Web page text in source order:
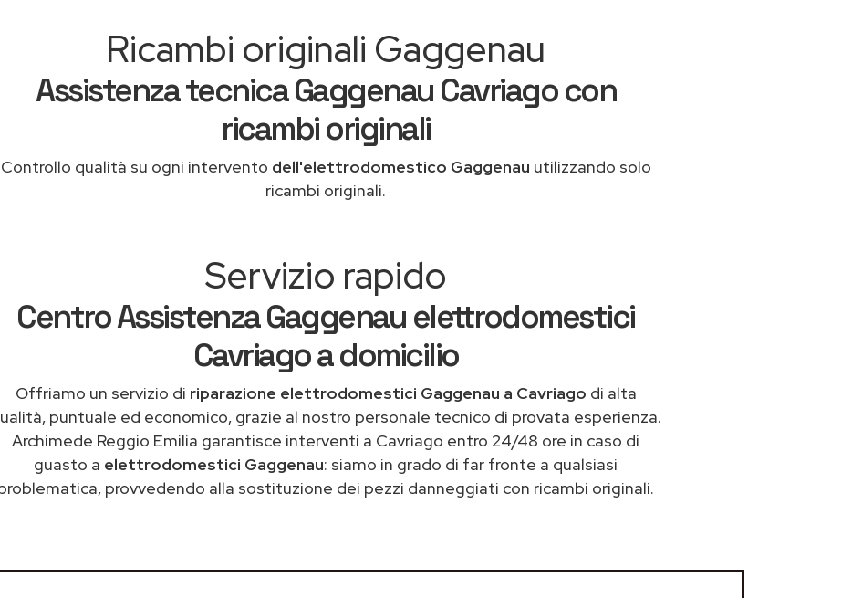
Ricambi originali Gaggenau
Assistenza tecnica Gaggenau Cavriago con
ricambi originali
Controllo qualità su ogni intervento dell'elettrodomestico Gaggenau utilizzando solo
ricambi originali.
Servizio rapido
Centro Assistenza Gaggenau elettrodomestici
Cavriago a domicilio
Offriamo un servizio di riparazione elettrodomestici Gaggenau a Cavriago di alta
puntuale ed economico, grazie al nostro personale tecnico di provata esperienza.
Archimede Reggio Emilia garantisce interventi a Cavriago entro 24/48 ore in caso di
guasto a elettrodomestici Gaggenau: siamo in grado di far fronte a qualsiasi
provvedendo alla sostituzione dei pezzi danneggiati con ricambi originali.